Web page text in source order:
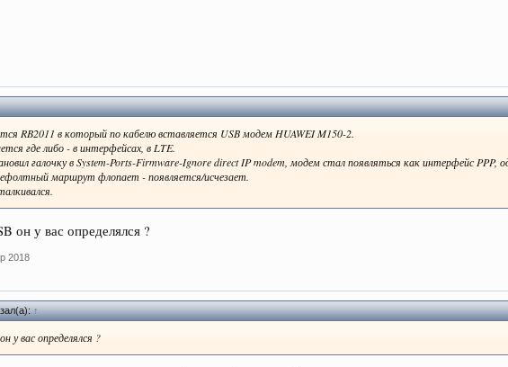
RB2011 в который по кабелю вставляется USB модем HUAWEI M150-2.
где либо - в интерфейсах, в LTE.
галочку в System-Ports-Firmware-Ignore direct IP modem, модем стал появляться как интерфейс PPP,
маршрут флопает - появляется/исчезает.
он у вас определялся ?
2018
↑
у вас определялся ?